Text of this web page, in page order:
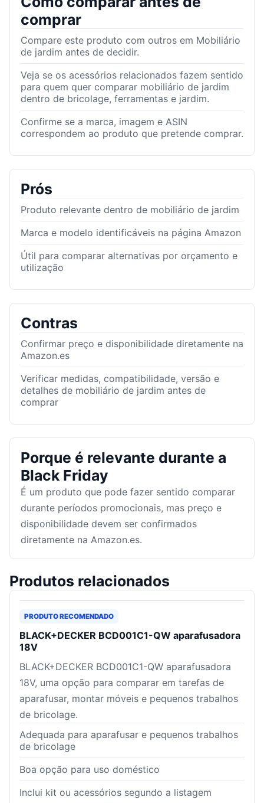
comprar
Compare este produto com outros em Mobiliário
de jardim antes de decidir.
Veja se os acessórios relacionados fazem sentido
para quem quer comparar mobiliário de jardim
dentro de bricolage, ferramentas e jardim.
Confirme se a marca, imagem e ASIN
correspondem ao produto que pretende comprar.
Prós
Produto relevante dentro de mobiliário de jardim
Marca e modelo identificáveis na página Amazon
Útil para comparar alternativas por orçamento e
utilização
Contras
Confirmar preço e disponibilidade diretamente na
Amazon.es
Verificar medidas, compatibilidade, versão e
detalhes de mobiliário de jardim antes de
comprar
Porque é relevante durante a
Black Friday
É um produto que pode fazer sentido comparar
durante períodos promocionais, mas preço e
disponibilidade devem ser confirmados
diretamente na Amazon.es.
Produtos relacionados
PRODUTO RECOMENDADO
BLACK+DECKER BCD001C1-QW aparafusadora
18V
BLACK+DECKER BCD001C1-QW aparafusadora
18V, uma opção para comparar em tarefas de
aparafusar, montar móveis e pequenos trabalhos
de bricolage.
Adequada para aparafusar e pequenos trabalhos
de bricolage
Boa opção para uso doméstico
Inclui kit ou acessórios segundo a listagem